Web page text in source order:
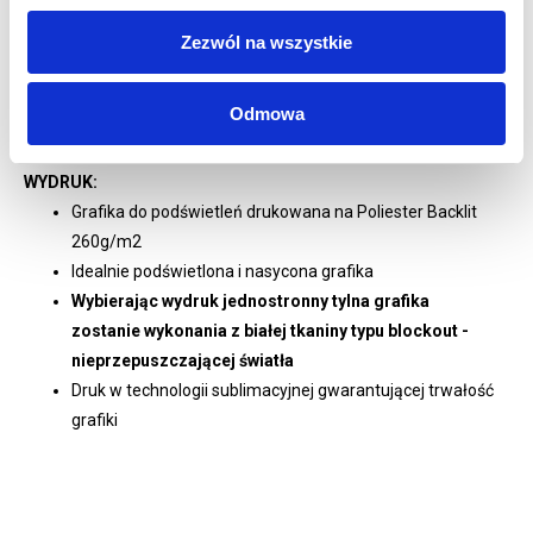
Zezwól na wszystkie
Odmowa
Ramy mocowane za pomocą dedykowanych zaczepów
Karton transportowy z przegrodami w zestawie
Waga całego systemu: 10 kg
Gwarancja 12 miesięcy
WYDRUK:
Grafika do podświetleń drukowana na Poliester Backlit
260g/m2
Idealnie podświetlona i nasycona grafika
Wybierając wydruk jednostronny tylna grafika
zostanie wykonania z białej tkaniny typu blockout -
nieprzepuszczającej światła
Druk w technologii sublimacyjnej gwarantującej trwałość
grafiki